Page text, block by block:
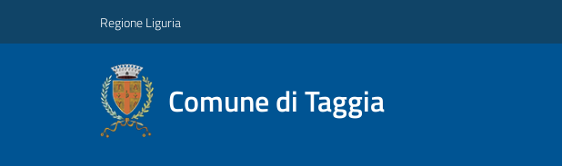
Regione Liguria
Comune di Taggia